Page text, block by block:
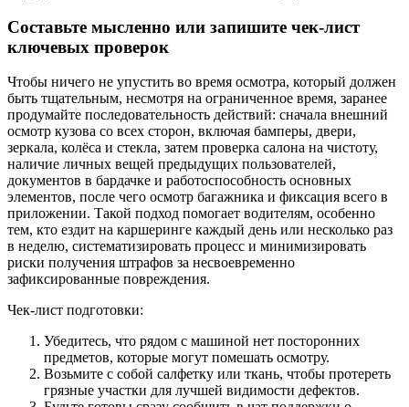
Составьте мысленно или запишите чек-лист
ключевых проверок
Чтобы ничего не упустить во время осмотра, который должен
быть тщательным, несмотря на ограниченное время, заранее
продумайте последовательность действий: сначала внешний
осмотр кузова со всех сторон, включая бамперы, двери,
зеркала, колёса и стекла, затем проверка салона на чистоту,
наличие личных вещей предыдущих пользователей,
документов в бардачке и работоспособность основных
элементов, после чего осмотр багажника и фиксация всего в
приложении. Такой подход помогает водителям, особенно
тем, кто ездит на каршеринге каждый день или несколько раз
в неделю, систематизировать процесс и минимизировать
риски получения штрафов за несвоевременно
зафиксированные повреждения.
Чек-лист подготовки:
Убедитесь, что рядом с машиной нет посторонних
предметов, которые могут помешать осмотру.
Возьмите с собой салфетку или ткань, чтобы протереть
грязные участки для лучшей видимости дефектов.